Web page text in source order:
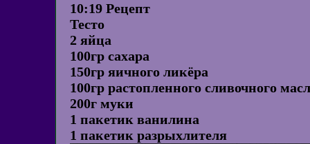
10:19 Рецепт
Тесто
2 яйца
100гр сахара
150гр яичного ликёра
100гр растопленного сливочного
200г муки
1 пакетик ванилина
1 пакетик разрыхлителя